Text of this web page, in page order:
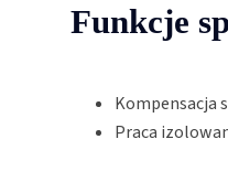
Funkcje
Kompensacja
Praca